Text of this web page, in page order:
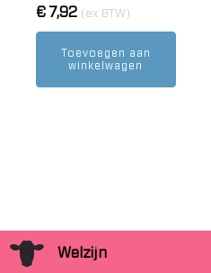
€ 7,92 (ex BTW)
Toevoegen aan
winkelwagen
Welzijn